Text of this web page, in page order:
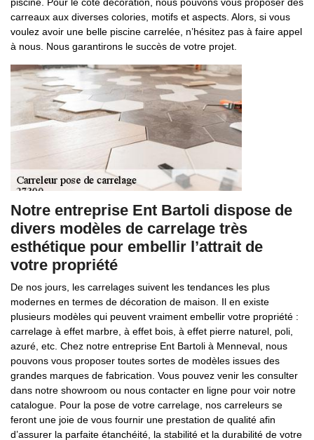
carreaux aux diverses colories, motifs et aspects. Alors, si vous
voulez avoir une belle piscine carrelée, n’hésitez pas à faire appel
à nous. Nous garantirons le succès de votre projet.
Notre entreprise Ent Bartoli dispose de
divers modèles de carrelage très
esthétique pour embellir l’attrait de
votre propriété
De nos jours, les carrelages suivent les tendances les plus
modernes en termes de décoration de maison. Il en existe
plusieurs modèles qui peuvent vraiment embellir votre propriété :
carrelage à effet marbre, à effet bois, à effet pierre naturel, poli,
azuré, etc. Chez notre entreprise Ent Bartoli à Menneval, nous
pouvons vous proposer toutes sortes de modèles issues des
grandes marques de fabrication. Vous pouvez venir les consulter
dans notre showroom ou nous contacter en ligne pour voir notre
catalogue. Pour la pose de votre carrelage, nos carreleurs se
feront une joie de vous fournir une prestation de qualité afin
d’assurer la parfaite étanchéité, la stabilité et la durabilité de votre